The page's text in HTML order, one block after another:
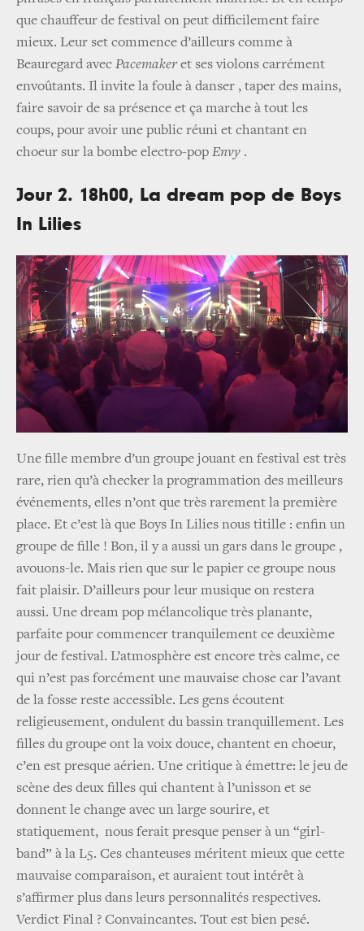
que chauffeur de festival on peut difficilement faire
mieux. Leur set commence d’ailleurs comme à
Beauregard avec Pacemakeret ses violons carrément
envoûtants. Il invite la foule à danser , taper des mains,
faire savoir de sa présence et ça marche à tout les
coups, pour avoir une public réuni et chantant en
choeur sur la bombe electro-pop Envy .
Jour 2. 18h00, La dream pop de Boys
In Lilies
Une fille membre d’un groupe jouant en festival est très
rare, rien qu’à checker la programmation des meilleurs
événements, elles n’ont que très rarement la première
place. Et c’est là que Boys In Lilies nous titille : enfin un
groupe de fille ! Bon, il y a aussi un gars dans le groupe ,
avouons-le. Mais rien que sur le papier ce groupe nous
fait plaisir. D’ailleurs pour leur musique on restera
aussi. Une dream pop mélancolique très planante,
parfaite pour commencer tranquilement ce deuxième
jour de festival. L’atmosphère est encore très calme, ce
qui n’est pas forcément une mauvaise chose car l’avant
de la fosse reste accessible. Les gens écoutent
religieusement, ondulent du bassin tranquillement. Les
filles du groupe ont la voix douce, chantent en choeur,
c’en est presque aérien. Une critique à émettre: le jeu de
scène des deux filles qui chantent à l’unisson et se
donnent le change avec un large sourire, et
statiquement, nous ferait presque penser à un “girl-
band” à la L5. Ces chanteuses méritent mieux que cette
mauvaise comparaison, et auraient tout intérêt à
s’affirmer plus dans leurs personnalités respectives.
Verdict Final ? Convaincantes. Tout est bien pesé.